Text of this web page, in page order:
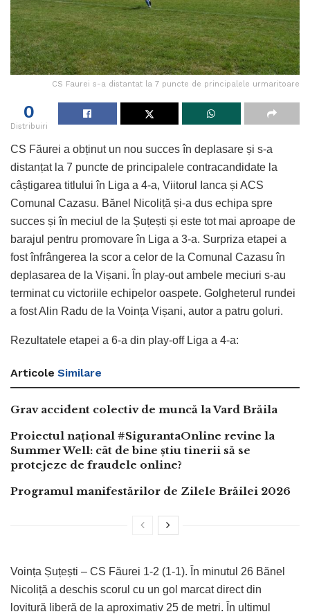
CS Faurei s-a distantat la 7 puncte de principalele urmaritoare
0
Distribuiri
CS Făurei a obținut un nou succes în deplasare și s-a
distanțat la 7 puncte de principalele contracandidate la
câștigarea titlului în Liga a 4-a, Viitorul Ianca și ACS
Comunal Cazasu. Bănel Nicoliță și-a dus echipa spre
succes și în meciul de la Șuțești și este tot mai aproape de
barajul pentru promovare în Liga a 3-a. Surpriza etapei a
fost înfrângerea la scor a celor de la Comunal Cazasu în
deplasarea de la Vișani. În play-out ambele meciuri s-au
terminat cu victoriile echipelor oaspete. Golgheterul rundei
a fost Alin Radu de la Voința Vișani, autor a patru goluri.
Rezultatele etapei a 6-a din play-off Liga a 4-a:
Articole Similare
Grav accident colectiv de muncă la Vard Brăila
Proiectul național #SigurantaOnline revine la
Summer Well: cât de bine știu tinerii să se
protejeze de fraudele online?
Programul manifestărilor de Zilele Brăilei 2026
Voința Șuțești – CS Făurei 1-2 (1-1). În minutul 26 Bănel
Nicoliță a deschis scorul cu un gol marcat direct din
lovitură liberă de la aproximativ 25 de metri. În ultimul